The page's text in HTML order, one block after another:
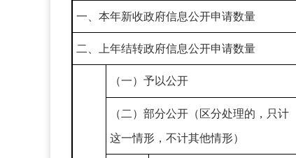
一、本年新收政府信息公开申请数量
二、上年结转政府信息公开申请数量
（一）予以公开
（二）部分公开（区分处理的，只计
这一情形，不计其他情形）